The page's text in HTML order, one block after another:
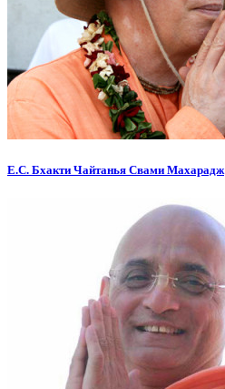
Е.С. Бхакти Чайтанья Свами Махарадж